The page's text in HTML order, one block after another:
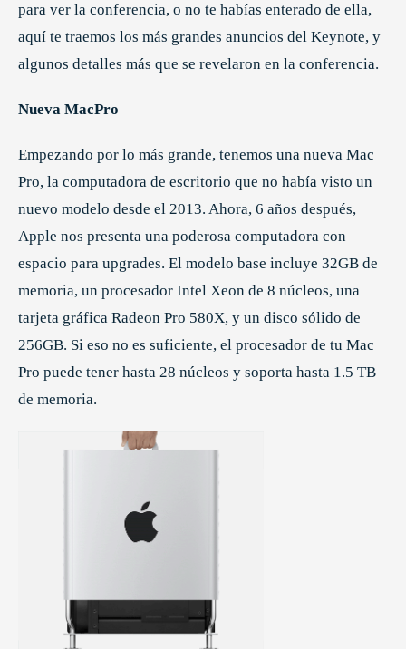
para ver la conferencia, o no te habías enterado de ella,
aquí te traemos los más grandes anuncios del Keynote, y
algunos detalles más que se revelaron en la conferencia.
Nueva MacPro
Empezando por lo más grande, tenemos una nueva Mac
Pro, la computadora de escritorio que no había visto un
nuevo modelo desde el 2013. Ahora, 6 años después,
Apple nos presenta una poderosa computadora con
espacio para upgrades. El modelo base incluye 32GB de
memoria, un procesador Intel Xeon de 8 núcleos, una
tarjeta gráfica Radeon Pro 580X, y un disco sólido de
256GB. Si eso no es suficiente, el procesador de tu Mac
Pro puede tener hasta 28 núcleos y soporta hasta 1.5 TB
de memoria.